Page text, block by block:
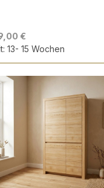
€
13- 15 Wochen